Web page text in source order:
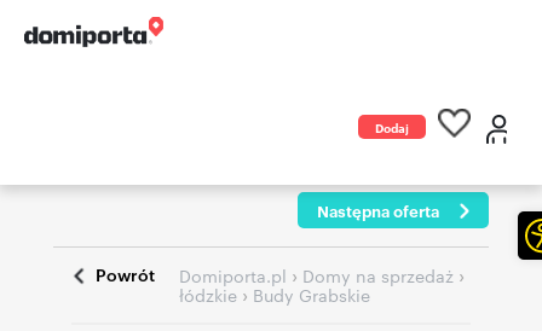
Dodaj
Następna oferta
Powrót Domiporta.pl › Domy na sprzedaż ›
łódzkie › Budy Grabskie